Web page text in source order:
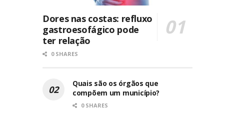
Dores nas costas: refluxo
gastroesofágico pode
ter relação
0 SHARES
Quais são os órgãos que
compõem um município?
0 SHARES